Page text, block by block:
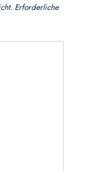
Erforderliche